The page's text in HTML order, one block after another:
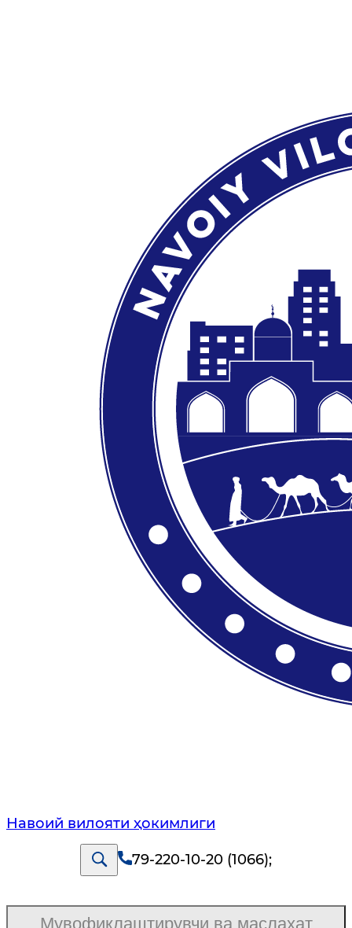
Навоий вилояти ҳокимлиги
79-220-10-20 (1066);
Мувофиқлаштирувчи ва маслаҳат